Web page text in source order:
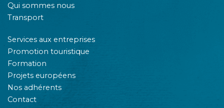
Qui sommes nous
Transport
Services aux entreprises
Promotion touristique
Formation
Projets européens
Nos adhérents
Contact